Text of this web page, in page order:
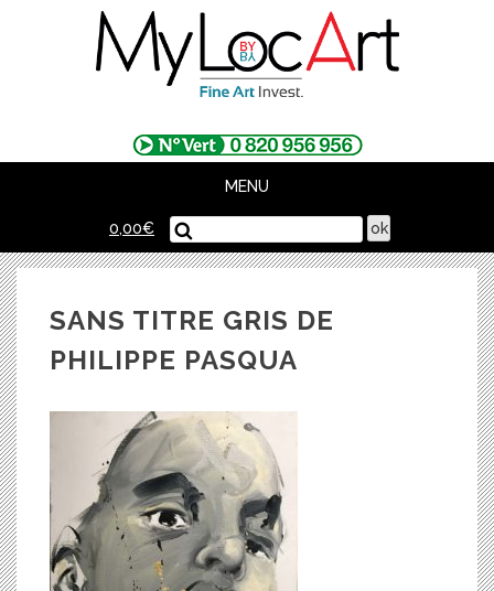
MENU
0,00€
SANS TITRE GRIS DE
PHILIPPE PASQUA